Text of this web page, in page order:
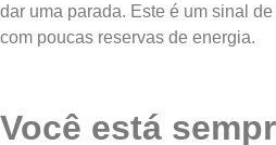
dar uma parada. Este é um sinal
com poucas reservas de energia.
Você está